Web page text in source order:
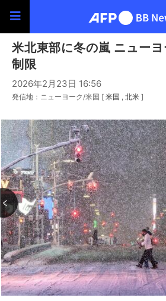
米北東部に冬の嵐 ニュー
制限
2026年2月23日 16:56
発信地：ニューヨーク/米国 [ 米国 北米 ]